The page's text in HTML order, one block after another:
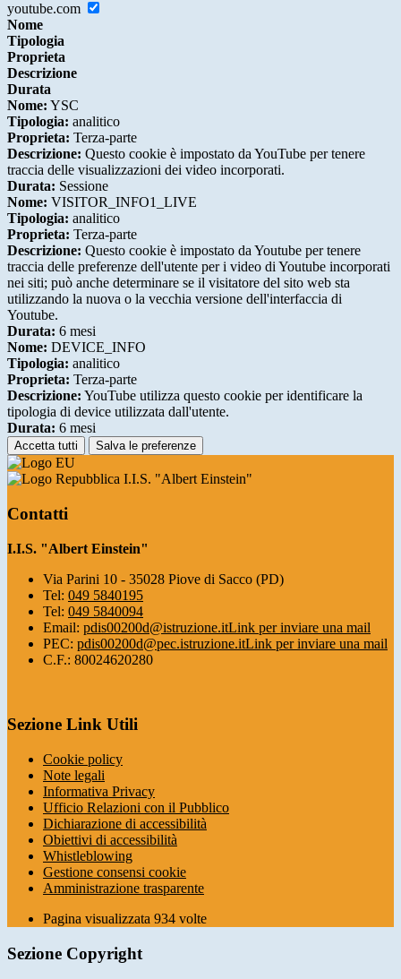
youtube.com
Nome
Tipologia
Proprieta
Descrizione
Durata
Nome: YSC
Tipologia: analitico
Proprieta: Terza-parte
Descrizione: Questo cookie è impostato da YouTube per tenere
traccia delle visualizzazioni dei video incorporati.
Durata: Sessione
Nome: VISITOR_INFO1_LIVE
Tipologia: analitico
Proprieta: Terza-parte
Descrizione: Questo cookie è impostato da Youtube per tenere
traccia delle preferenze dell'utente per i video di Youtube incorporati
nei siti; può anche determinare se il visitatore del sito web sta
utilizzando la nuova o la vecchia versione dell'interfaccia di
Youtube.
Durata: 6 mesi
Nome: DEVICE_INFO
Tipologia: analitico
Proprieta: Terza-parte
Descrizione: YouTube utilizza questo cookie per identificare la
tipologia di device utilizzata dall'utente.
Durata: 6 mesi
Accetta tutti Salva le preferenze
I.I.S. "Albert Einstein"
Contatti
I.I.S. "Albert Einstein"
Via Parini 10 - 35028 Piove di Sacco (PD)
Tel: 049 5840195
Tel: 049 5840094
Email: pdis00200d@istruzione.itLink per inviare una mail
PEC: pdis00200d@pec.istruzione.itLink per inviare una mail
C.F.: 80024620280
Sezione Link Utili
Cookie policy
Note legali
Informativa Privacy
Ufficio Relazioni con il Pubblico
Dichiarazione di accessibilità
Obiettivi di accessibilità
Whistleblowing
Gestione consensi cookie
Amministrazione trasparente
Pagina visualizzata 934 volte
Sezione Copyright